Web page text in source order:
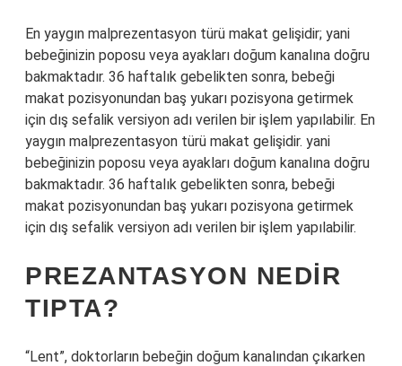
En yaygın malprezentasyon türü makat gelişidir; yani
bebeğinizin poposu veya ayakları doğum kanalına doğru
bakmaktadır. 36 haftalık gebelikten sonra, bebeği
makat pozisyonundan baş yukarı pozisyona getirmek
için dış sefalik versiyon adı verilen bir işlem yapılabilir. En
yaygın malprezentasyon türü makat gelişidir. yani
bebeğinizin poposu veya ayakları doğum kanalına doğru
bakmaktadır. 36 haftalık gebelikten sonra, bebeği
makat pozisyonundan baş yukarı pozisyona getirmek
için dış sefalik versiyon adı verilen bir işlem yapılabilir.
PREZANTASYON NEDIR
TIPTA?
“Lent”, doktorların bebeğin doğum kanalından çıkarken